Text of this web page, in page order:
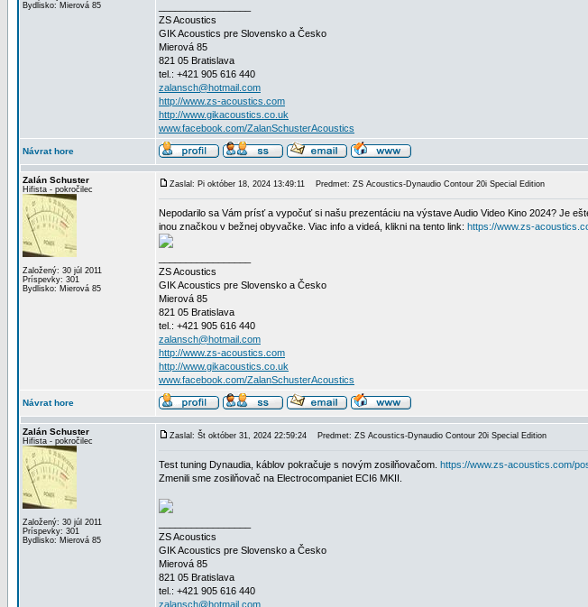
Bydlisko: Mierová 85
ZS Acoustics
GIK Acoustics pre Slovensko a Česko
Mierová 85
821 05 Bratislava
tel.: +421 905 616 440
zalansch@hotmail.com
http://www.zs-acoustics.com
http://www.gikacoustics.co.uk
www.facebook.com/ZalanSchusterAcoustics
Návrat hore
Zalán Schuster
Hifista - pokročilec
Založený: 30 júl 2011
Príspevky: 301
Bydlisko: Mierová 85
Zaslal: Pi október 18, 2024 13:49:11 Predmet: ZS Acoustics-Dynaudio Contour 20i Special Edition
Nepodarilo sa Vám prísť a vypočuť si našu prezentáciu na výstave Audio Video Kino 2024? Je
inou značkou v bežnej obyvačke. Viac info a videá, klikni na tento link: https://www.zs-
ZS Acoustics
GIK Acoustics pre Slovensko a Česko
Mierová 85
821 05 Bratislava
tel.: +421 905 616 440
zalansch@hotmail.com
http://www.zs-acoustics.com
http://www.gikacoustics.co.uk
www.facebook.com/ZalanSchusterAcoustics
Návrat hore
Zalán Schuster
Hifista - pokročilec
Založený: 30 júl 2011
Príspevky: 301
Bydlisko: Mierová 85
Zaslal: Št október 31, 2024 22:59:24 Predmet: ZS Acoustics-Dynaudio Contour 20i Special Edition
Test tuning Dynaudia, káblov pokračuje s novým zosilňovačom. https://www.zs-acoustics.com/
Zmenili sme zosilňovač na Electrocompaniet ECI6 MKII.
ZS Acoustics
GIK Acoustics pre Slovensko a Česko
Mierová 85
821 05 Bratislava
tel.: +421 905 616 440
zalansch@hotmail.com